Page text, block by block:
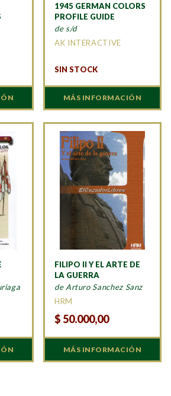
1945 GERMAN COLORS
PROFILE GUIDE
de s/d
AK INTERACTIVE
SIN STOCK
MÁS INFORMACIÓN
FILIPO II Y EL ARTE DE
LA GUERRA
de Arturo Sanchez Sanz
HRM
$ 50.000,00
MÁS INFORMACIÓN